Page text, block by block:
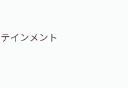
インメント